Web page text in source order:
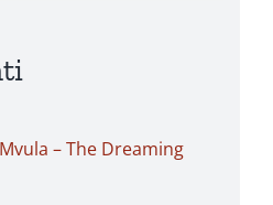
– The Dreaming